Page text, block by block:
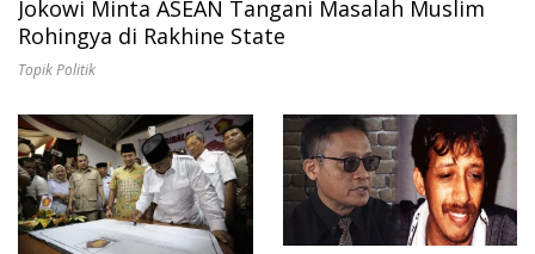
Jokowi Minta ASEAN Tangani Masalah Muslim
Rohingya di Rakhine State
Topik Politik